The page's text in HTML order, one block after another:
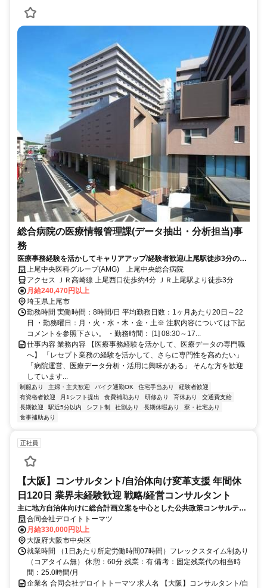
総合病院の医療情報管理課(データ抽出・分析担当)事
務
医療事務経験を活かしてキャリアアップ/経験者歓迎/上尾駅徒歩3分の好
立地/安心の大手医療グループで福利厚生充実/有給消化率95％以上
上尾中央医科グループ(AMG) 上尾中央総合病院
アクセス ＪＲ高崎線 上尾西口徒歩約4分 ＪＲ上尾駅より徒歩3分
月給240,470円以上
埼玉県上尾市
勤務時間 実働時間：8時間/日 平均勤務日数：1ヶ月あたり20日～22
日 ・勤務曜日：月・火・水・木・金・土※ 注釈内容については下記
コメントを参照下さい。 ・勤務時間： [1] 08:30～17...
仕事内容 業務内容 【医療事務経験を活かして、医療データの専門職
へ】 「レセプト業務の経験を活かして、さらに専門性を高めたい」
「病院運営、医療データ分析・活用に興味がある」 そんな方を歓迎
しています...
制服あり 主婦・主夫歓迎 バイク通勤OK 住宅手当あり
経験者歓迎
有資格者歓迎
月1シフト提出 食費補助あり 研修あり 育休あり
交通費支給
長期歓迎
駅近5分以内 シフト制 社割あり 長期休暇あり
寮・社宅あり
食事補助あり
正社員
【大阪】コンサルタント/自治体向け変革支援 年間休
日120日 業界未経験歓迎 戦略/経営コンサルタント
主に地方自治体向けに総合計画立案を中心とした公共政策コンサルティ
ングをお任せします。基礎調査から計画策定、進捗管理まで一連の流れ
を担当し、地域の課題解決と発展に貢献できるやりがいのある仕事で
す。
合同会社デロイトトーマツ
月給330,000円以上
大阪府大阪市中央区
就業時間 （1日あたり所定労働時間07時間）フレックスタイム制あり
（コアタイム無） 休憩：60分 残業：有 備考：固定残業代の相当時
間：25.0時間/月
企業名 合同会社デロイトトーマツ 求人名 【大阪】コンサルタント/自